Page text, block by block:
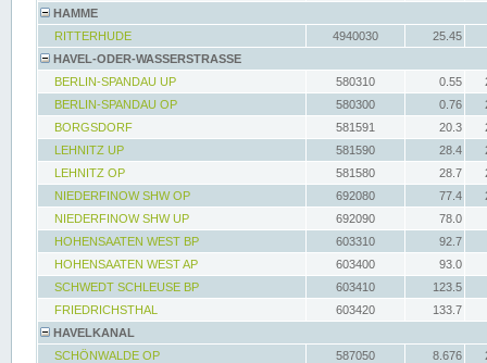
HAMME
RITTERHUDE
4940030
25.45
HAVEL-ODER-WASSERSTRASSE
BERLIN-SPANDAU UP
580310 0.55
BERLIN-SPANDAU OP
580300 0.76
BORGSDORF
581591 20.3
LEHNITZ UP
581590 28.4
LEHNITZ OP
581580 28.7
NIEDERFINOW SHW OP
692080 77.4
NIEDERFINOW SHW UP
692090
78.0
HOHENSAATEN WEST BP
603310
92.7
HOHENSAATEN WEST AP
603400
93.0
SCHWEDT SCHLEUSE BP
603410
123.5
FRIEDRICHSTHAL
603420
133.7
HAVELKANAL
SCHÖNWALDE OP
587050 8.676